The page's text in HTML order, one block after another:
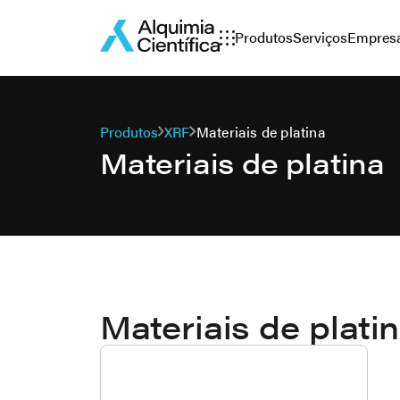
ProdutosServiços
Produtos XRF Materiais de platina
Materiais de platina
Materiais de